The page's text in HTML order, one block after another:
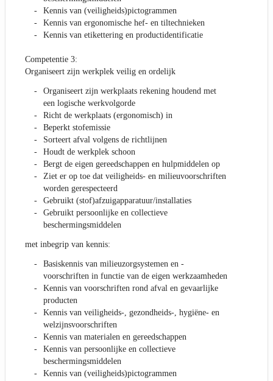
Kennis van (veiligheids)pictogrammen
Kennis van ergonomische hef- en tiltechnieken
Kennis van etikettering en productidentificatie
Competentie 3:
Organiseert zijn werkplek veilig en ordelijk
Organiseert zijn werkplaats rekening houdend met
een logische werkvolgorde
Richt de werkplaats (ergonomisch) in
Beperkt stofemissie
Sorteert afval volgens de richtlijnen
Houdt de werkplek schoon
Bergt de eigen gereedschappen en hulpmiddelen op
Ziet er op toe dat veiligheids- en milieuvoorschriften
worden gerespecteerd
Gebruikt (stof)afzuigapparatuur/installaties
Gebruikt persoonlijke en collectieve
beschermingsmiddelen
met inbegrip van kennis:
Basiskennis van milieuzorgsystemen en -
voorschriften in functie van de eigen werkzaamheden
Kennis van voorschriften rond afval en gevaarlijke
producten
Kennis van veiligheids-, gezondheids-, hygiëne- en
welzijnsvoorschriften
Kennis van materialen en gereedschappen
Kennis van persoonlijke en collectieve
beschermingsmiddelen
Kennis van (veiligheids)pictogrammen